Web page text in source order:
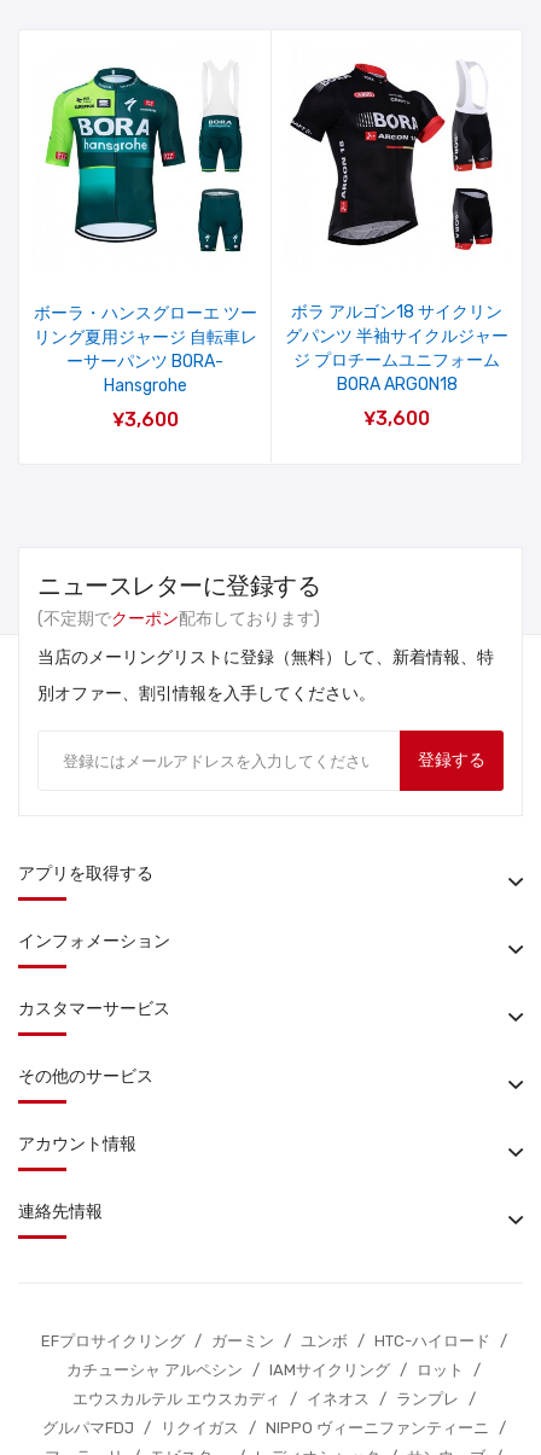
ボーラ・ハンスグローエ ツー
リング夏用ジャージ 自転車レ
ーサーパンツ BORA-
Hansgrohe
¥3,600
ボラ アルゴン18 サイクリン
グパンツ 半袖サイクルジャー
ジ プロチームユニフォーム
BORA ARGON18
¥3,600
ニュースレターに登録する
(不定期でクーポン配布しております)
当店のメーリングリストに登録（無料）して、新着情報、特
別オファー、割引情報を入手してください。
登録する
アプリを取得する
インフォメーション
カスタマーサービス
その他のサービス
アカウント情報
連絡先情報
EFプロサイクリング / ガーミン / ユンボ / HTC-ハイロード /
カチューシャ アルペシン / IAMサイクリング / ロット
/
エウスカルテル エウスカディ
/ イネオス / ランプレ /
グルパマFDJ / リクイガス / NIPPO ヴィーニファンティーニ /